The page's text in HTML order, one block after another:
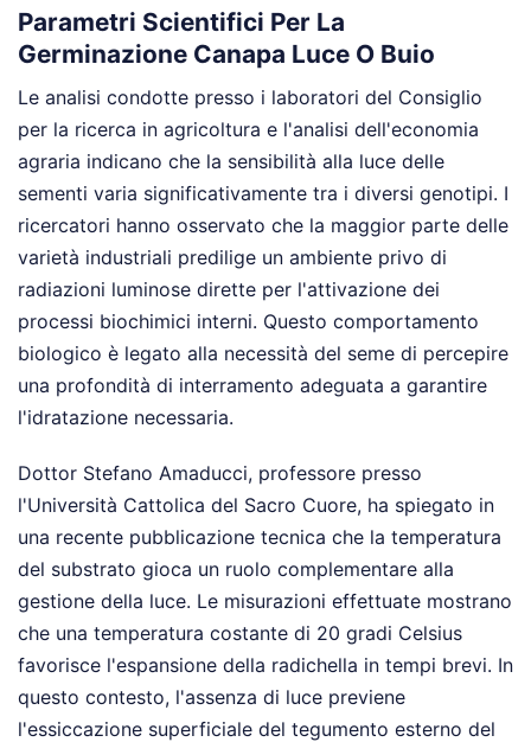
Parametri Scientifici Per La
Germinazione Canapa Luce O Buio
Le analisi condotte presso i laboratori del Consiglio
per la ricerca in agricoltura e l'analisi dell'economia
agraria indicano che la sensibilità alla luce delle
sementi varia significativamente tra i diversi genotipi. I
ricercatori hanno osservato che la maggior parte delle
varietà industriali predilige un ambiente privo di
radiazioni luminose dirette per l'attivazione dei
processi biochimici interni. Questo comportamento
biologico è legato alla necessità del seme di percepire
una profondità di interramento adeguata a garantire
l'idratazione necessaria.
Dottor Stefano Amaducci, professore presso
l'Università Cattolica del Sacro Cuore, ha spiegato in
una recente pubblicazione tecnica che la temperatura
del substrato gioca un ruolo complementare alla
gestione della luce. Le misurazioni effettuate mostrano
che una temperatura costante di 20 gradi Celsius
favorisce l'espansione della radichella in tempi brevi. In
questo contesto, l'assenza di luce previene
l'essiccazione superficiale del tegumento esterno del